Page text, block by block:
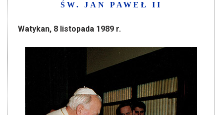
ŚW. JAN PAWEŁ II
Watykan, 8 listopada 1989 r.